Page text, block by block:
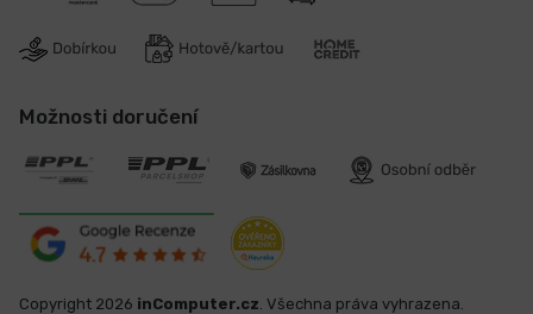
Možnosti doručení
Copyright 2026 inComputer.cz. Všechna práva vyhrazena.